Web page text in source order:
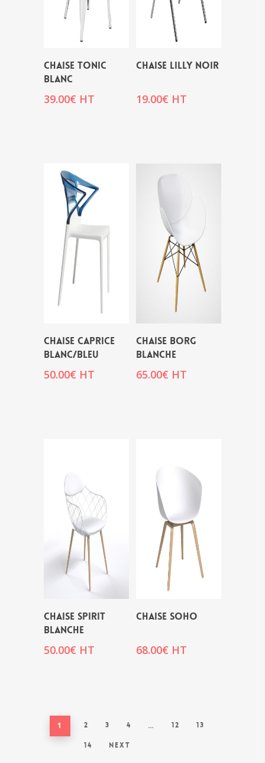
CHAISE TONIC
BLANC
39.00€ HT
CHAISE LILLY NOIR
19.00€ HT
CHAISE CAPRICE
BLANC/BLEU
50.00€ HT
CHAISE BORG
BLANCHE
65.00€ HT
CHAISE SPIRIT
BLANCHE
50.00€ HT
CHAISE SOHO
68.00€ HT
1 2 3 4 … 12 13
14 Next